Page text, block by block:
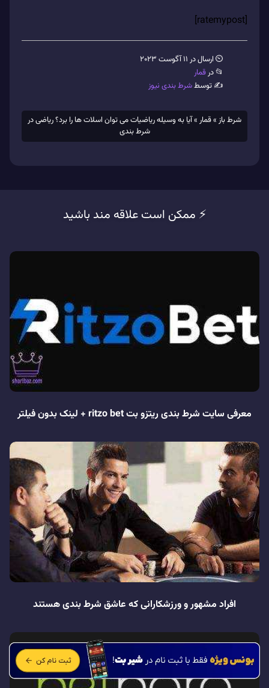
[ratemypost]
⏲ ارسال در 11 آگوست 2023
📂 درقمار
✍️ توسطشرط بندی نیوز
شرط باز »قمار »آیا به وسیله ریاضیات می توان اسلات ها را برد؟ ریاضی در
شرط بندی
⚡️ ممکن است علاقه مند باشید
معرفی سایت شرط بندی ریتزو بت ritzo bet + لینک بدون فیلتر
افراد مشهور و ورزشکارانی که عاشق شرط بندی هستند